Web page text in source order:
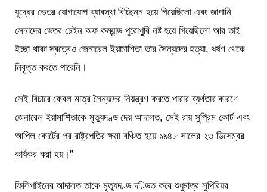
যুদ্ধের ভেতর যোগাযোগ ব্যাবস্থা বিচ্ছিন্ন হয়ে গিয়েছিলো এবং জাপানি
সেনাদের ভেতর চেইন অফ কম্যান্ড পুরোপুরি নষ্ট হয়ে গিয়েছিলো আর তাই
ইচ্ছা থাকা স্বত্বেও জেনারেল ইয়ামাশিতা তার সৈন্যদের হত্যা, ধর্ষণ থেকে
নিবৃত্ত করতে পারেনি।
সেই বিচারে কেবল মাত্র সৈন্যদের নিয়ন্ত্রণ করতে পারার ব্যর্থতার কারণে
জেনারেল ইয়ামাশিতাকে মৃত্যুদণ্ড দেয় আদালত, সেই রায় সুপ্রিম কোর্ট এবং
আপিল কোর্টের পর রাষ্ট্রপতির ক্ষমা বঞ্চিত হয়ে ১৯৪৮ সালের ২৩ ডিসেম্বর
কার্যকর করা হয়।”
ফিলিপাইনের আদালত তাকে মৃত্যুদণ্ড দণ্ডিত করে শুধুমাত্র সুপিরিয়র